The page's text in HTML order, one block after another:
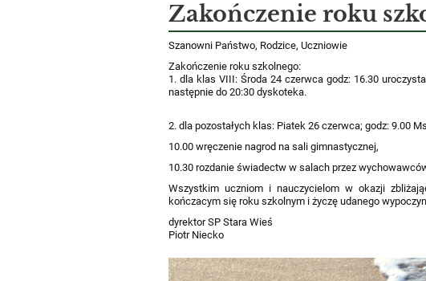
Zakończenie roku
Szanowni Państwo, Rodzice, Uczniowie
Zakończenie roku szkolnego:
1. dla klas VIII: Środa 24 czerwca godz: 16.30
następnie do 20:30 dyskoteka.
2. dla pozostałych klas: Piatek 26 czerwca; godz: 9.00
10.00 wręczenie nagrod na sali gimnastycznej,
10.30 rozdanie świadectw w salach przez
Wszystkim uczniom i nauczycielom w okazji
kończacym się roku szkolnym i życzę udanego
dyrektor SP Stara Wieś
Piotr Niecko